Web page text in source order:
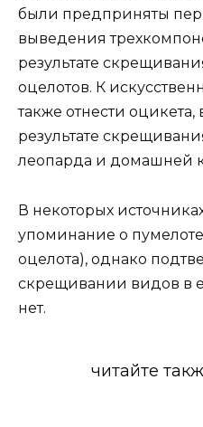
были предприняты
выведения
результате
оцелотов. К
также отнести
результате
леопарда и домашней
В некоторых
упоминание о
оцелота), однако
скрещивании видов в
нет.
читайте